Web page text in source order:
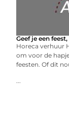
Geef je een
Horeca verhuur
om voor de
feesten. Of dit
...